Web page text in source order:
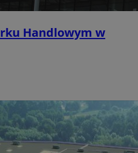
Handlowym w